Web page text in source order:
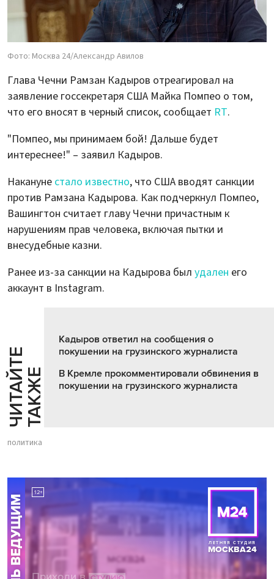
Фото: Москва 24/Александр Авилов
Глава Чечни Рамзан Кадыров отреагировал на
заявление госсекретаря США Майка Помпео о том,
что его вносят в черный список, сообщает RT.
"Помпео, мы принимаем бой! Дальше будет
интереснее!" – заявил Кадыров.
Накануне стало известно, что США вводят санкции
против Рамзана Кадырова. Как подчеркнул Помпео,
Вашингтон считает главу Чечни причастным к
нарушениям прав человека, включая пытки и
внесудебные казни.
Ранее из-за санкции на Кадырова был удален его
аккаунт в Instagram.
Ч
И
Т
АЙ
Т
Е
Т
А
К
ЖЕ
Кадыров ответил на сообщения о
покушении на грузинского журналиста
В Кремле прокомментировали обвинения в
покушении на грузинского журналиста
политика